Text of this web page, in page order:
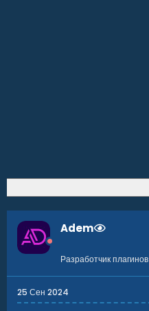
Adem
Разработчик плагинов
25 Сен 2024